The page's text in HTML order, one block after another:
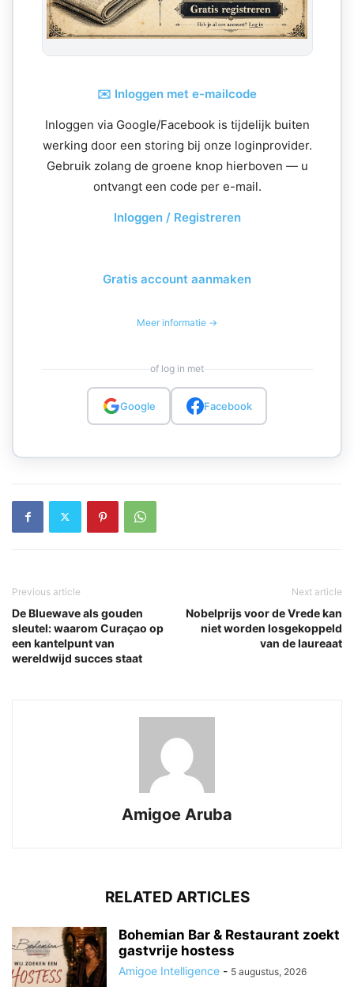
✉️ Inloggen met e-mailcode
Inloggen via Google/Facebook is tijdelijk buiten
werking door een storing bij onze loginprovider.
Gebruik zolang de groene knop hierboven — u
ontvangt een code per e-mail.
Inloggen / Registreren
Gratis account aanmaken
Meer informatie →
of log in met
Google Facebook
Previous article
De Bluewave als gouden
sleutel: waarom Curaçao op
een kantelpunt van
wereldwijd succes staat
Next article
Nobelprijs voor de Vrede kan
niet worden losgekoppeld
van de laureaat
Amigoe Aruba
RELATED ARTICLES
Bohemian Bar & Restaurant zoekt
gastvrije hostess
Amigoe Intelligence - 5 augustus, 2026